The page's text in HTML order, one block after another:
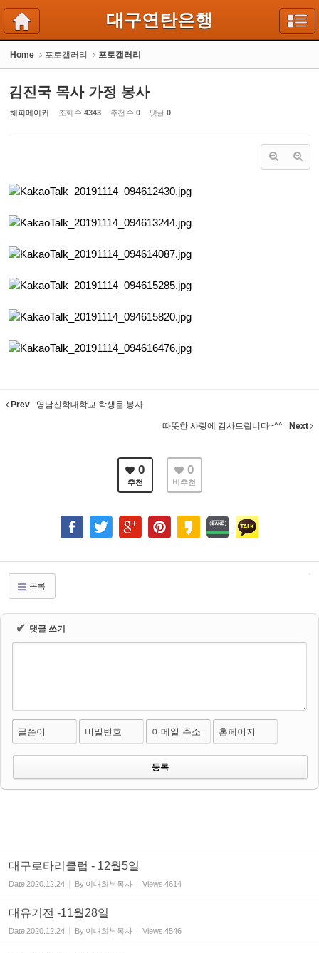
대구연탄은행
Home 포토갤러리 포토갤러리
김진국 목사 가정 봉사
해피메이커 조회 수 4343 추천 수 0 댓글 0
Prev 영남신학대학교 학생들 봉사
따뜻한 사랑에 감사드립니다~^^ Next
0
추천
0
비추천
목록
✔ 댓글 쓰기
글쓴이 비밀번호 이메일 주소 홈페이지
대구로타리클럽 - 12월5일
Date2020.12.24 By 이대희부목사 Views 4614
대유기전 -11월28일
Date2020.12.24 By 이대희부목사 Views 4546